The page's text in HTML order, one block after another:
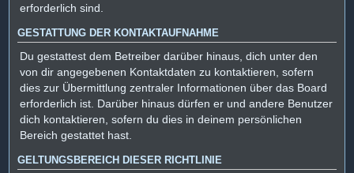
erforderlich sind.
GESTATTUNG DER KONTAKTAUFNAHME
Du gestattest dem Betreiber darüber hinaus, dich unter den
von dir angegebenen Kontaktdaten zu kontaktieren, sofern
dies zur Übermittlung zentraler Informationen über das Board
erforderlich ist. Darüber hinaus dürfen er und andere Benutzer
dich kontaktieren, sofern du dies in deinem persönlichen
Bereich gestattet hast.
GELTUNGSBEREICH DIESER RICHTLINIE